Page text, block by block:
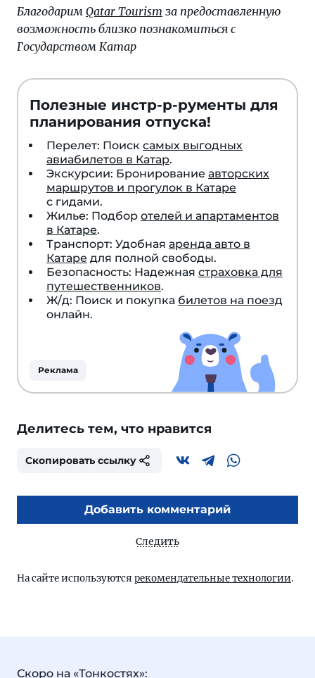
Благодарим Qatar Tourism за предоставленную
возможность близко познакомиться с
Государством Катар
Полезные инстр-р-рументы для
планирования отпуска!
Перелет: Поиск самых выгодных
авиабилетов в Катар.
Экскурсии: Бронирование авторских
маршрутов и прогулок в Катаре
с гидами.
Жилье: Подбор отелей и апартаментов
в Катаре.
Транспорт: Удобная аренда авто в
Катаре для полной свободы.
Безопасность: Надежная страховка для
путешественников.
Ж/д: Поиск и покупка билетов на поезд
онлайн.
Реклама
Делитесь тем, что нравится
Скопировать ссылку
Добавить комментарий
Следить
На сайте используются рекомендательные технологии.
Скоро на «Тонкостях»: